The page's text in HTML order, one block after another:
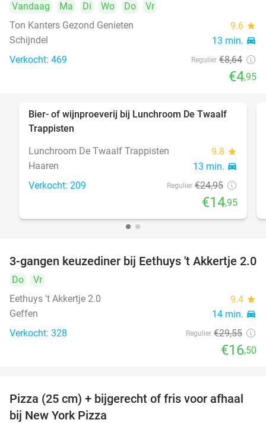
Vandaag Ma Di Wo Do
Vr
Ton Kanters Gezond Genieten
9.6 star
Schijndel 13 min. directions_car
Verkocht: 469 Regulier €8,64
€4,95
40%
Bier- of wijnproeverij bij Lunchroom De Twaalf
Trappisten
Lunchroom De Twaalf Trappisten
9.8 star
Haaren 13 min. directions_car
Verkocht: 209 Regulier €24,95
€14,95
44%
3-gangen keuzediner bij Eethuys 't Akkertje 2.0
Do
Vr
Eethuys 't Akkertje 2.0
9.4 star
Geffen 14 min. directions_car
Verkocht: 328 Regulier €29,55
€16,50
48%
Pizza (25 cm) + bijgerecht of fris voor afhaal
bij New York Pizza